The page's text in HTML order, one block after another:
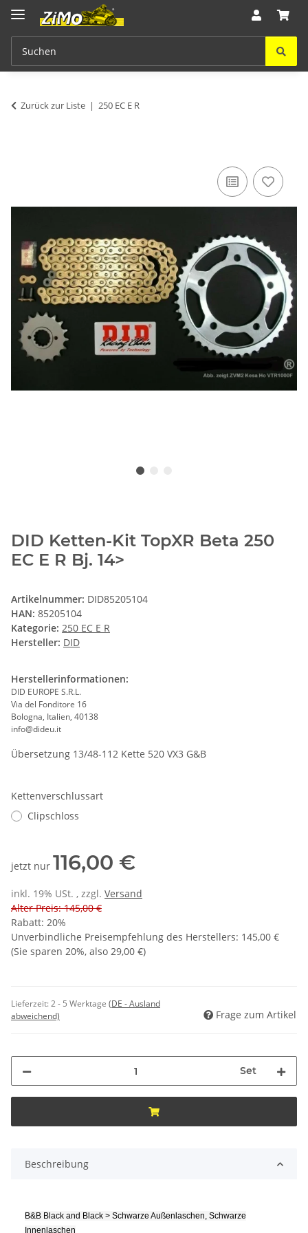
Zurück zur Liste 250 EC E R
DID Ketten-Kit TopXR Beta 250
EC E R Bj. 14>
Artikelnummer: DID85205104
HAN: 85205104
Kategorie: 250 EC E R
Hersteller: DID
Herstellerinformationen:
DID EUROPE S.R.L.
Via del Fonditore 16
Bologna, Italien, 40138
info@dideu.it
Übersetzung 13/48-112 Kette 520 VX3 G&B
Kettenverschlussart
Clipschloss
jetzt nur 116,00 €
inkl. 19% USt. , zzgl. Versand
Alter Preis: 145,00 €
Rabatt: 20%
Unverbindliche Preisempfehlung des Herstellers: 145,00 €
(Sie sparen 20%, also 29,00 €)
Lieferzeit:2 - 5 Werktage (DE - Ausland
abweichend)
Frage zum Artikel
Set
Beschreibung
B&B Black and Black > Schwarze Außenlaschen, Schwarze
Innenlaschen